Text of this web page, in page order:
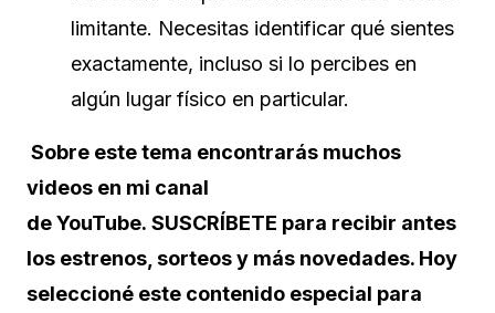
limitante. Necesitas identificar qué sientes
exactamente, incluso si lo percibes en
algún lugar físico en particular.
Sobre este tema encontrarás muchos
videos en mi canal
de YouTube. SUSCRÍBETE para recibir antes
los estrenos, sorteos y más novedades. Hoy
seleccioné este contenido especial para